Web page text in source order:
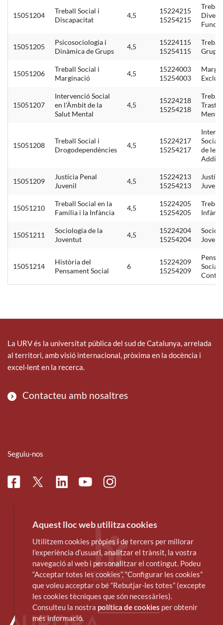
15051204
Treball Social i
Discapacitat
4,5
15224215
15254215
15051205
Psicosociologia i
Dinàmica de Grups
4,5
15224115
15254115
Grups
15051206
Treball Social i
Marginació
4,5
15224003
15254003
15051207
Intervenció Social
en l'Àmbit de la
Salut Mental
4,5
15224218
15254218
15051208
Treball Social i
Drogodependències
4,5
15224217
15254217
Social
de les
15051209
Justícia Penal
Juvenil
4,5
15224213
15254213
Juvenil
15051210
Treball Social en la
Família i la Infància
4,5
15224205
15254205
15051211
Sociologia de la
Joventut
4,5
15224204
15254204
15051214
Història del
Pensament Social
6
15224209
15254209
Social
La URV és la universitat pública del sud de Catalunya, arrelada
al territori, amb visió internacional, pròxima en la docència i
excel·lent en la recerca.
Contacteu amb nosaltres
Seguiu-nos
FacebookTwitterLinkedinYoutubeInstagram
Aquest lloc web utilitza cookies
Utilitzem cookies pròpies i de tercers per millorar
l’experiència d’usuari, analitzar el trànsit, la vostra
navegació al web i personalitzar el contingut. Podeu
“Acceptar totes les cookies”, “Configurar les cookies”
que voleu acceptar o bé “Rebutjar-les totes” (excepte
les cookies tècniques que són necessàries).
Consulteu la nostra política de cookies per obtenir
més informació.